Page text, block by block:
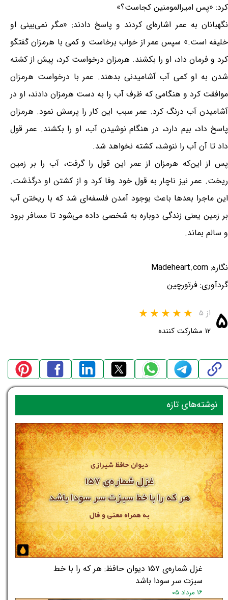
كرد: «پس امیرالمومنین كجاست؟»
نگهبانان به عمر اشاره‌ای كردند و پاسخ دادند: «مگر نمی‌بینی او
خلیفه است.» سپس عمر از خواب برخاست و كمی با هرمزان گفتگو
كرد و فرمان داد، او را بكشند. هرمزان درخواست كرد، پیش از كشته
شدن به او كمی آب آشامیدنی بدهند. عمر با درخواست هرمزان
موافقت كرد و هنگامی كه ظرف آب را به دست هرمزان دادند، او در
آشامیدن آب درنگ كرد. عمر سبب این كار را پرسش نمود. هرمزان
پاسخ داد، بیم دارد، در هنگام نوشیدن آب، او را بكشند. عمر قول
داد تا آن آب را ننوشد، كشته نخواهد شد.
پس از این‌كه هرمزان از عمر این قول را گرفت، آب را بر زمین
ریخت. عمر نیز ناچار به قول خود وفا كرد و از كشتن او درگذشت.
این ماجرا بعدها باعث بوجود آمدن فلسفه‌ای شد که با ریختن آب
بر زمین یعنی زندگی دوباره به شخصی داده می‌شود تا مسافر برود
و سالم بماند.
نگاره: Madeheart.com
گردآوری: فرتورچین
۵ از ۵
۱۲ مشارکت کننده
غزل شماره‌ی ۱۵۷ دیوان حافظ: هر که را با خط
سبزت سر سودا باشد
۱۶ مرداد ۰۵
نوشته‌های تازه